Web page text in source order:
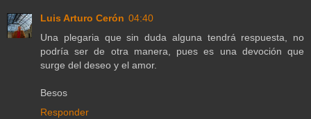
Luis Arturo Cerón 04:40
Una plegaria que sin duda alguna tendrá respuesta, no
podría ser de otra manera, pues es una devoción que
surge del deseo y el amor.
Besos
Responder